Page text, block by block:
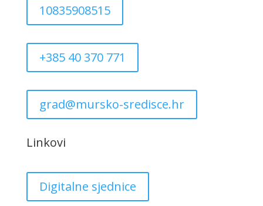
10835908515
+385 40 370 771
grad@mursko-sredisce.hr
Linkovi
Digitalne sjednice